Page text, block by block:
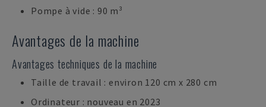
Pompe à vide : 90 m³
Avantages de la machine
Avantages techniques de la machine
Taille de travail : environ 120 cm x 280 cm
Ordinateur : nouveau en 2023